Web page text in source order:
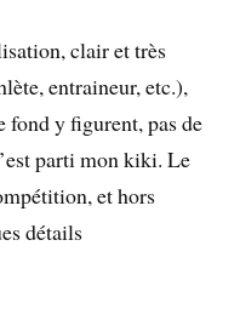
clair et très
entraineur, etc.),
fond y figurent, pas de
parti mon kiki. Le
et hors
détails